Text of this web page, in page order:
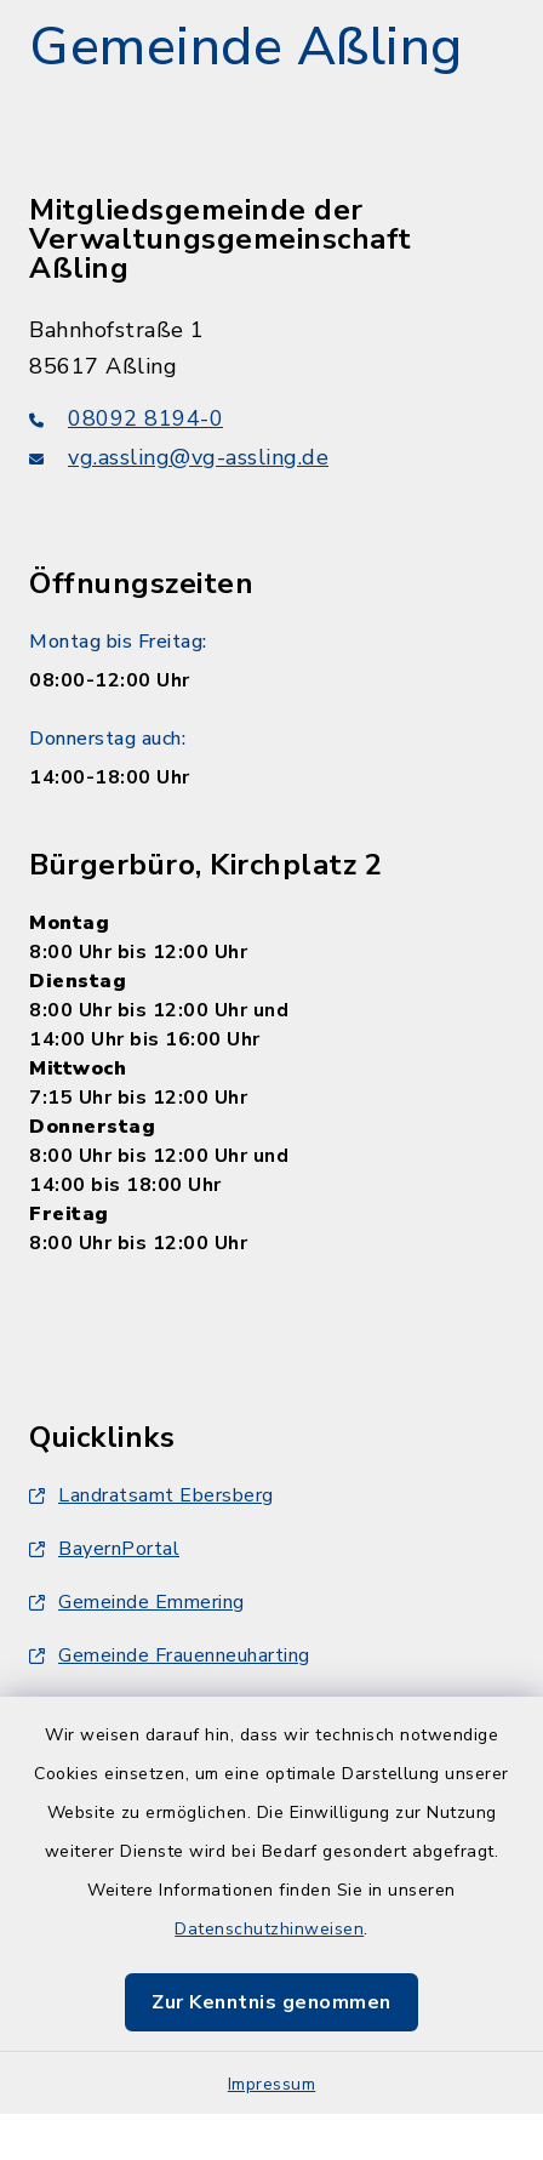
Wir weisen darauf hin, dass wir technisch notwendige
Cookies einsetzen, um eine optimale Darstellung unserer
Website zu ermöglichen. Die Einwilligung zur Nutzung
weiterer Dienste wird bei Bedarf gesondert abgefragt.
Weitere Informationen finden Sie in unseren
Datenschutzhinweisen.
Zur Kenntnis genommen
Impressum
Gemeinde Aßling
Mitgliedsgemeinde der
Verwaltungsgemeinschaft
Aßling
Bahnhofstraße 1
85617 Aßling
08092 8194-0
vg.assling@vg-assling.de
Öffnungszeiten
Montag bis Freitag:
08:00-12:00 Uhr
Donnerstag auch:
14:00-18:00 Uhr
Bürgerbüro, Kirchplatz 2
Montag
8:00 Uhr bis 12:00 Uhr
Dienstag
8:00 Uhr bis 12:00 Uhr und
14:00 Uhr bis 16:00 Uhr
Mittwoch
7:15 Uhr bis 12:00 Uhr
Donnerstag
8:00 Uhr bis 12:00 Uhr und
14:00 bis 18:00 Uhr
Freitag
8:00 Uhr bis 12:00 Uhr
Quicklinks
Landratsamt Ebersberg
BayernPortal
Gemeinde Emmering
Gemeinde Frauenneuharting
Barrierefreiheit
Impressum
Sitemap